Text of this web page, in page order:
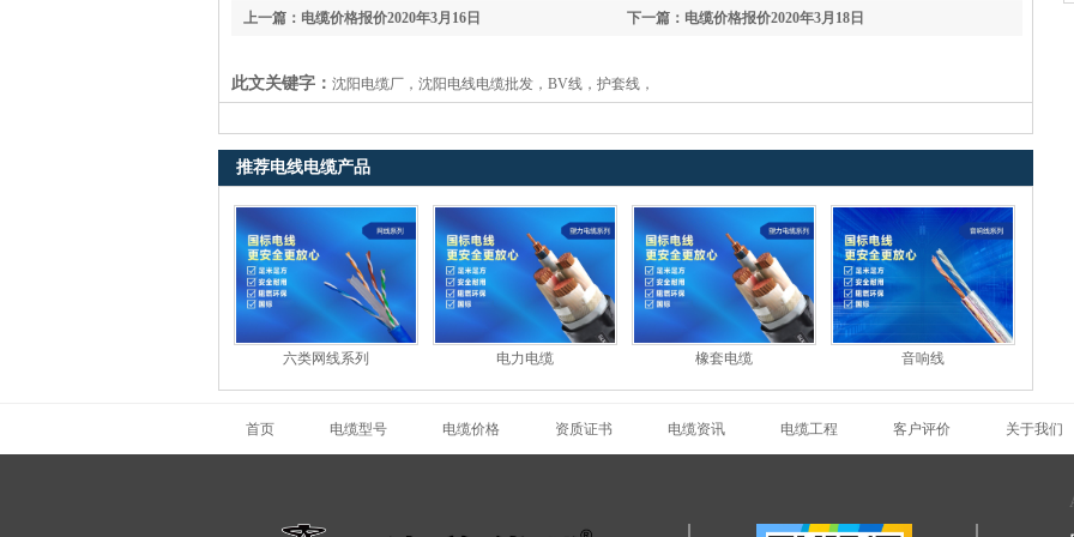
下一篇：电缆价格报价2020年3月18日
上一篇：电缆价格报价2020年3月16日
此文关键字： 沈阳电缆厂，沈阳电线电缆批发，BV线，护套线，
推荐电线电缆产品
六类网线系列 电力电缆 橡套电缆 音响线
首页 电缆型号 电缆价格 资质证书 电缆资讯 电缆工程 客户评价 关于我们